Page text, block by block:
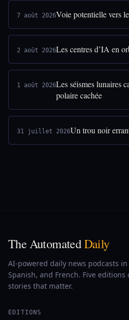
7 août 2026Voie potentielle vers
2 août 2026Les centres d’IA en
1 août 2026Les séismes lunaires
polaire cachée
31 juillet 2026Un trou noir
The AutomatedDaily
AI-powered daily news podcasts
Spanish, and French. Five
stories that matter.
EDITIONS